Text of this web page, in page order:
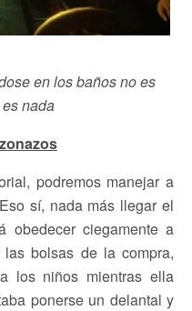
en los baños no es
nada
podremos manejar a
sí, nada más llegar el
obedecer ciegamente a
bolsas de la compra,
los niños mientras ella
ponerse un delantal y